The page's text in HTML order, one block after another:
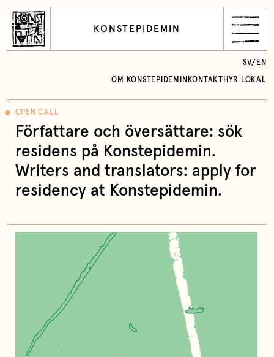
KONSTEPIDEMIN
OM KONSTEPIDEMIN KONTAKT HYR LOKAL
SV/ EN
OPEN CALL
Författare och översättare: sök
residens på Konstepidemin.
Writers and translators: apply for
residency at Konstepidemin.